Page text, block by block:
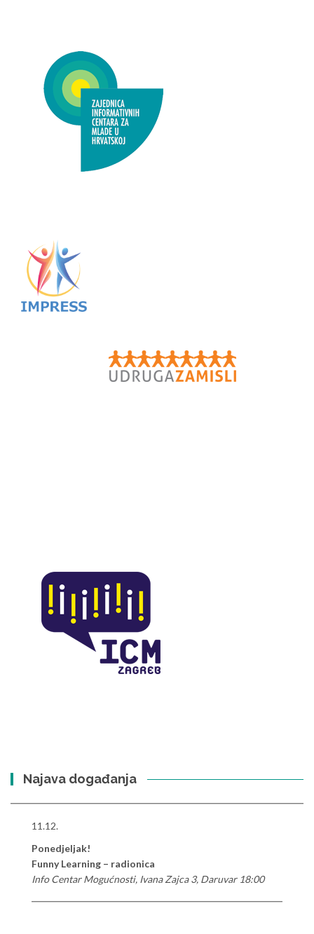
Najava događanja
11.12.
Ponedjeljak!
Funny Learning – radionica
Info Centar Mogućnosti, Ivana Zajca 3, Daruvar 18:00